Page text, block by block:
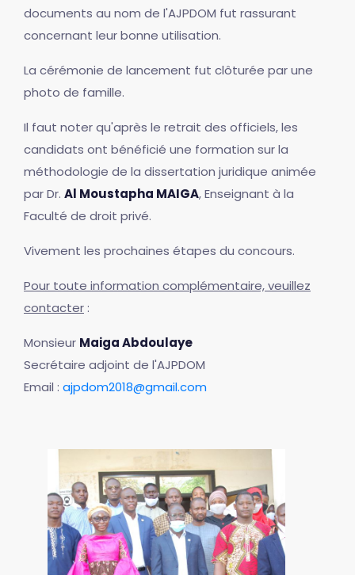
documents au nom de l'AJPDOM fut rassurant
concernant leur bonne utilisation.
La cérémonie de lancement fut clôturée par une
photo de famille.
Il faut noter qu'après le retrait des officiels, les
candidats ont bénéficié une formation sur la
méthodologie de la dissertation juridique animée
par Dr. Al Moustapha MAIGA, Enseignant à la
Faculté de droit privé.
Vivement les prochaines étapes du concours.
Pour toute information complémentaire, veuillez
contacter :
Monsieur Maiga Abdoulaye
Secrétaire adjoint de l'AJPDOM
Email : ajpdom2018@gmail.com